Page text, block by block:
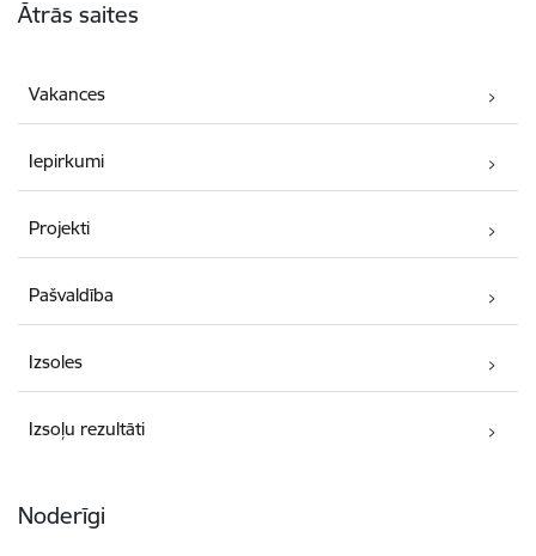
Ātrās saites
Vakances
Iepirkumi
Projekti
Pašvaldība
Izsoles
Izsoļu rezultāti
Noderīgi